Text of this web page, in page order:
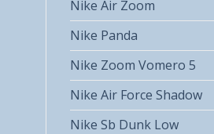
Nike Air Zoom
Nike Panda
Nike Zoom Vomero 5
Nike Air Force Shadow
Nike Sb Dunk Low